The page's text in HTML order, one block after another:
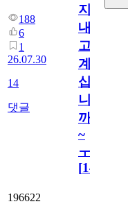
188
6
1
26.07.30
14
댓글
지
내
고
계
십
니
까
~
ㅜ
[14
196622